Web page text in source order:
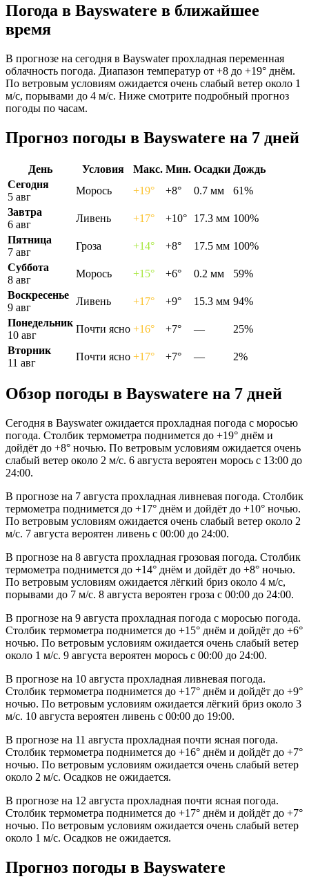
Погода в Bayswaterе в ближайшее
время
В прогнозе на сегодня в Bayswater прохладная переменная
облачность погода. Диапазон температур от +8 до +19° днём.
По ветровым условиям ожидается очень слабый ветер около 1
м/с, порывами до 4 м/с. Ниже смотрите подробный прогноз
погоды по часам.
Прогноз погоды в Bayswaterе на 7 дней
День Условия Макс. Мин. Осадки Дождь
Сегодня
5 авг
Морось +19° +8° 0.7 мм
61%
Завтра
6 авг
Ливень +17° +10° 17.3 мм 100%
Пятница
7 авг
Гроза +14° +8° 17.5 мм 100%
Суббота
8 авг
Морось +15° +6° 0.2 мм
59%
Воскресенье
9 авг
Ливень +17° +9° 15.3 мм 94%
Понедельник
10 авг
Почти ясно +16° +7° —
25%
Вторник
11 авг
Почти ясно +17° +7° — 2%
Обзор погоды в Bayswaterе на 7 дней
Сегодня в Bayswater ожидается прохладная погода с моросью
погода. Столбик термометра поднимется до +19° днём и
дойдёт до +8° ночью. По ветровым условиям ожидается очень
слабый ветер около 2 м/с. 6 августа вероятен морось с 13:00 до
24:00.
В прогнозе на 7 августа прохладная ливневая погода. Столбик
термометра поднимется до +17° днём и дойдёт до +10° ночью.
По ветровым условиям ожидается очень слабый ветер около 2
м/с. 7 августа вероятен ливень с 00:00 до 24:00.
В прогнозе на 8 августа прохладная грозовая погода. Столбик
термометра поднимется до +14° днём и дойдёт до +8° ночью.
По ветровым условиям ожидается лёгкий бриз около 4 м/с,
порывами до 7 м/с. 8 августа вероятен гроза с 00:00 до 24:00.
В прогнозе на 9 августа прохладная погода с моросью погода.
Столбик термометра поднимется до +15° днём и дойдёт до +6°
ночью. По ветровым условиям ожидается очень слабый ветер
около 1 м/с. 9 августа вероятен морось с 00:00 до 24:00.
В прогнозе на 10 августа прохладная ливневая погода.
Столбик термометра поднимется до +17° днём и дойдёт до +9°
ночью. По ветровым условиям ожидается лёгкий бриз около 3
м/с. 10 августа вероятен ливень с 00:00 до 19:00.
В прогнозе на 11 августа прохладная почти ясная погода.
Столбик термометра поднимется до +16° днём и дойдёт до +7°
ночью. По ветровым условиям ожидается очень слабый ветер
около 2 м/с. Осадков не ожидается.
В прогнозе на 12 августа прохладная почти ясная погода.
Столбик термометра поднимется до +17° днём и дойдёт до +7°
ночью. По ветровым условиям ожидается очень слабый ветер
около 1 м/с. Осадков не ожидается.
Прогноз погоды в Bayswaterе